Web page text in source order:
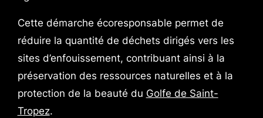
Cette démarche écoresponsable permet de
réduire la quantité de déchets dirigés vers les
sites d’enfouissement, contribuant ainsi à la
préservation des ressources naturelles et à la
protection de la beauté du Golfe de Saint-
Tropez.